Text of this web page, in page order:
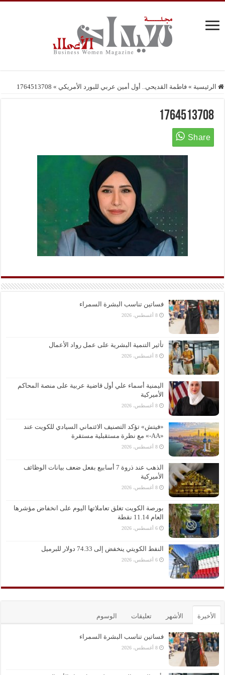
الرئيسية » فاطمة القديحي.. أول أمين عربي للبورد الأمريكي »
1764513708
1764513708
فساتين تناسب البشرة السمراء
8 أغسطس، 2026
تأثير التنمية البشرية على عمل رواد الأعمال
8 أغسطس، 2026
اليمنية أسماء علي أول قاضية عربية على منصة المحاكم
الأميركية
8 أغسطس، 2026
«فيتش» تؤكد التصنيف الائتماني السيادي للكويت عند
«AA-» مع نظرة مستقبلية مستقرة
8 أغسطس، 2026
الذهب عند ذروة 7 أسابيع بفعل ضعف بيانات الوظائف
الأميركية
8 أغسطس، 2026
بورصة الكويت تغلق تعاملاتها اليوم على انخفاض مؤشرها
العام 11.14 نقطة
6 أغسطس، 2026
النفط الكويتي ينخفض إلى 74.33 دولار للبرميل
6 أغسطس، 2026
الأخيرة الأشهر تعليقات الوسوم
فساتين تناسب البشرة السمراء
8 أغسطس، 2026